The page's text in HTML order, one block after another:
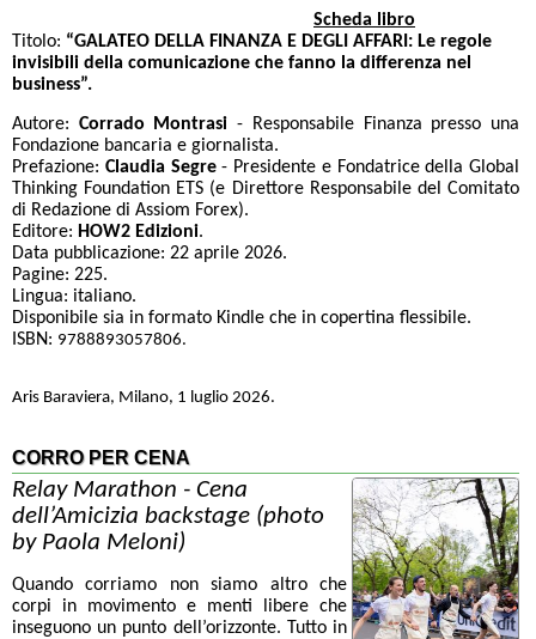
Scheda libro
Titolo: “GALATEO DELLA FINANZA E DEGLI AFFARI: Le regole
invisibili della comunicazione che fanno la differenza nel
business”.
Autore: Corrado Montrasi - Responsabile Finanza presso una
Fondazione bancaria e giornalista.
Prefazione: Claudia Segre- Presidente e Fondatrice della Global
Thinking Foundation ETS (e Direttore Responsabile del Comitato
di Redazione di Assiom Forex).
Editore: HOW2 Edizioni.
Data pubblicazione: 22 aprile 2026.
Pagine: 225.
Lingua: italiano.
Disponibile sia in formato Kindle che in copertina flessibile.
ISBN: 9788893057806.
Aris Baraviera, Milano, 1 luglio 2026.
CORRO PER CENA
Relay Marathon - Cena
dell’Amicizia backstage (photo
by Paola Meloni)
Quando corriamo non siamo altro che
corpi in movimento e menti libere che
inseguono un punto dell’orizzonte. Tutto in